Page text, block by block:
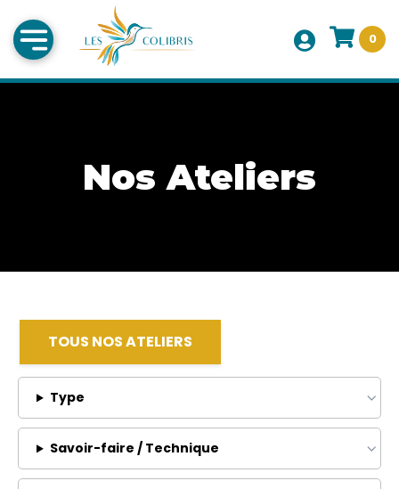
0
Nos Ateliers
TOUS NOS ATELIERS
Type
Savoir-faire / Technique